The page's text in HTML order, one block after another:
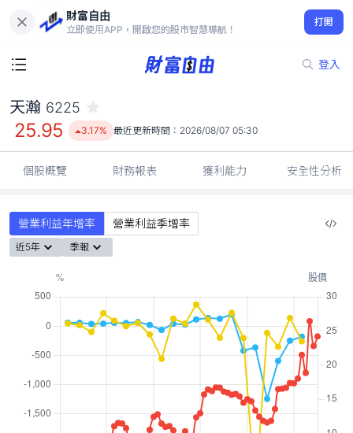
財富自由
立即使用APP，開啟您的股市智慧導航！
打開
登入
25.95
3.17%
天瀚 6225
25.95 3.17% 最近更新時間： 2026/08/07 05:30
個股概覽 財務報表 獲利能力 安全性分析
營業利益年增率 營業利益季增率
近5年 季報